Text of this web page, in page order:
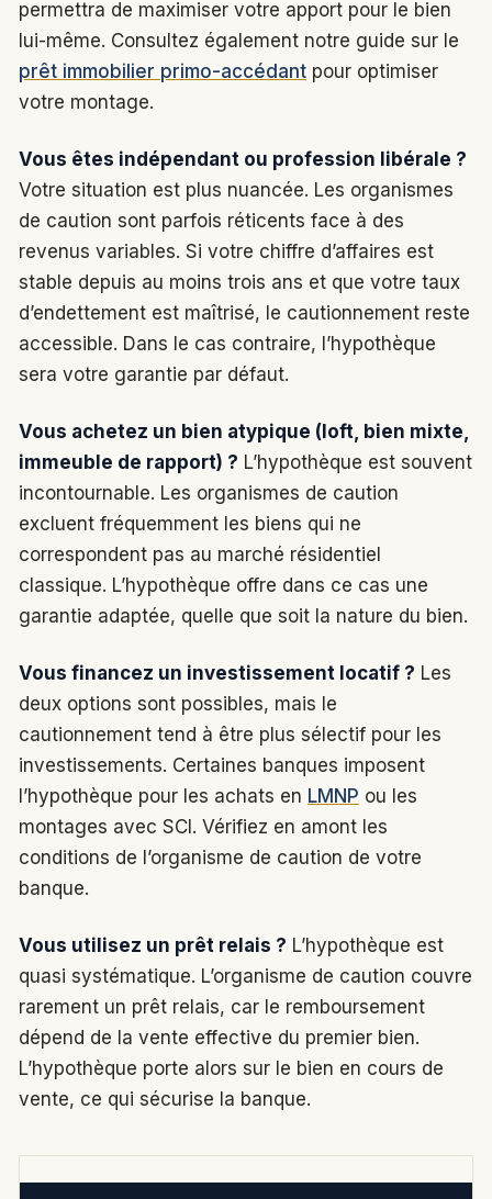
permettra de maximiser votre apport pour le bien
lui-même. Consultez également notre guide sur le
prêt immobilier primo-accédant pour optimiser
votre montage.
Vous êtes indépendant ou profession libérale ?
Votre situation est plus nuancée. Les organismes
de caution sont parfois réticents face à des
revenus variables. Si votre chiffre d’affaires est
stable depuis au moins trois ans et que votre taux
d’endettement est maîtrisé, le cautionnement reste
accessible. Dans le cas contraire, l’hypothèque
sera votre garantie par défaut.
Vous achetez un bien atypique (loft, bien mixte,
immeuble de rapport) ? L’hypothèque est souvent
incontournable. Les organismes de caution
excluent fréquemment les biens qui ne
correspondent pas au marché résidentiel
classique. L’hypothèque offre dans ce cas une
garantie adaptée, quelle que soit la nature du bien.
Vous financez un investissement locatif ? Les
deux options sont possibles, mais le
cautionnement tend à être plus sélectif pour les
investissements. Certaines banques imposent
l’hypothèque pour les achats en LMNP ou les
montages avec SCI. Vérifiez en amont les
conditions de l’organisme de caution de votre
banque.
Vous utilisez un prêt relais ? L’hypothèque est
quasi systématique. L’organisme de caution couvre
rarement un prêt relais, car le remboursement
dépend de la vente effective du premier bien.
L’hypothèque porte alors sur le bien en cours de
vente, ce qui sécurise la banque.